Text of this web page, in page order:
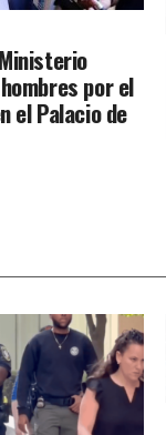
por el
el Palacio de